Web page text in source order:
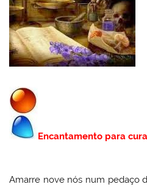
Encantamento para cura
Amarre nove nós num pedaço